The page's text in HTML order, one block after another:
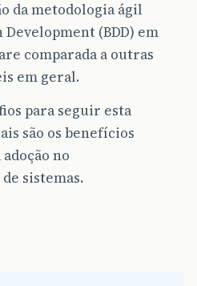
da metodologia ágil
(BDD) em
comparada a outras
em geral.
para seguir esta
são os benefícios
no
sistemas.